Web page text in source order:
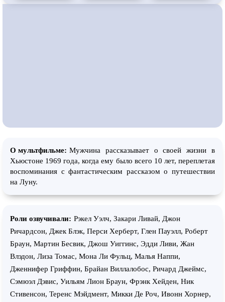
О мультфильме: Мужчина рассказывает о своей жизни в
Хьюстоне 1969 года, когда ему было всего 10 лет, переплетая
воспоминания с фантастическим рассказом о путешествии
на Луну.
Роли озвучивали: Рэкел Уэлч, Закари Ливай, Джон
Ричардсон, Джек Блэк, Перси Херберт, Глен Пауэлл, Роберт
Браун, Мартин Бесвик, Джош Уиггинс, Эдди Ливи, Жан
Влэдон, Лиза Томас, Мона Ли Фульц, Малья Наппи,
Дженнифер Гриффин, Брайан Виллалобос, Ричард Джеймс,
Сэмюэл Дэвис, Уильям Лион Браун, Фрэнк Хейден, Ник
Стивенсон, Теренс Мэйдмент, Микки Де Роч, Ивонн Хорнер,